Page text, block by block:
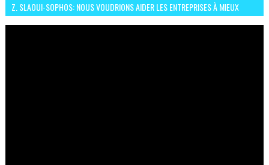
Z. SLAOUI-SOPHOS: NOUS VOUDRIONS AIDER LES ENTREPRISES À MIEUX